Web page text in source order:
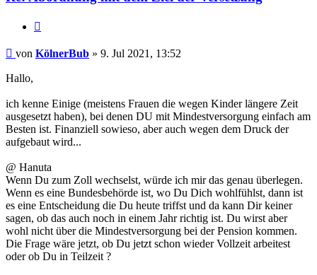
Beitrag
von KölnerBub » 9. Jul 2021, 13:52
Hallo,
ich kenne Einige (meistens Frauen die wegen Kinder längere Zeit
ausgesetzt haben), bei denen DU mit Mindestversorgung einfach am
Besten ist. Finanziell sowieso, aber auch wegen dem Druck der
aufgebaut wird...
@ Hanuta
Wenn Du zum Zoll wechselst, würde ich mir das genau überlegen.
Wenn es eine Bundesbehörde ist, wo Du Dich wohlfühlst, dann ist
es eine Entscheidung die Du heute triffst und da kann Dir keiner
sagen, ob das auch noch in einem Jahr richtig ist. Du wirst aber
wohl nicht über die Mindestversorgung bei der Pension kommen.
Die Frage wäre jetzt, ob Du jetzt schon wieder Vollzeit arbeitest
oder ob Du in Teilzeit ?